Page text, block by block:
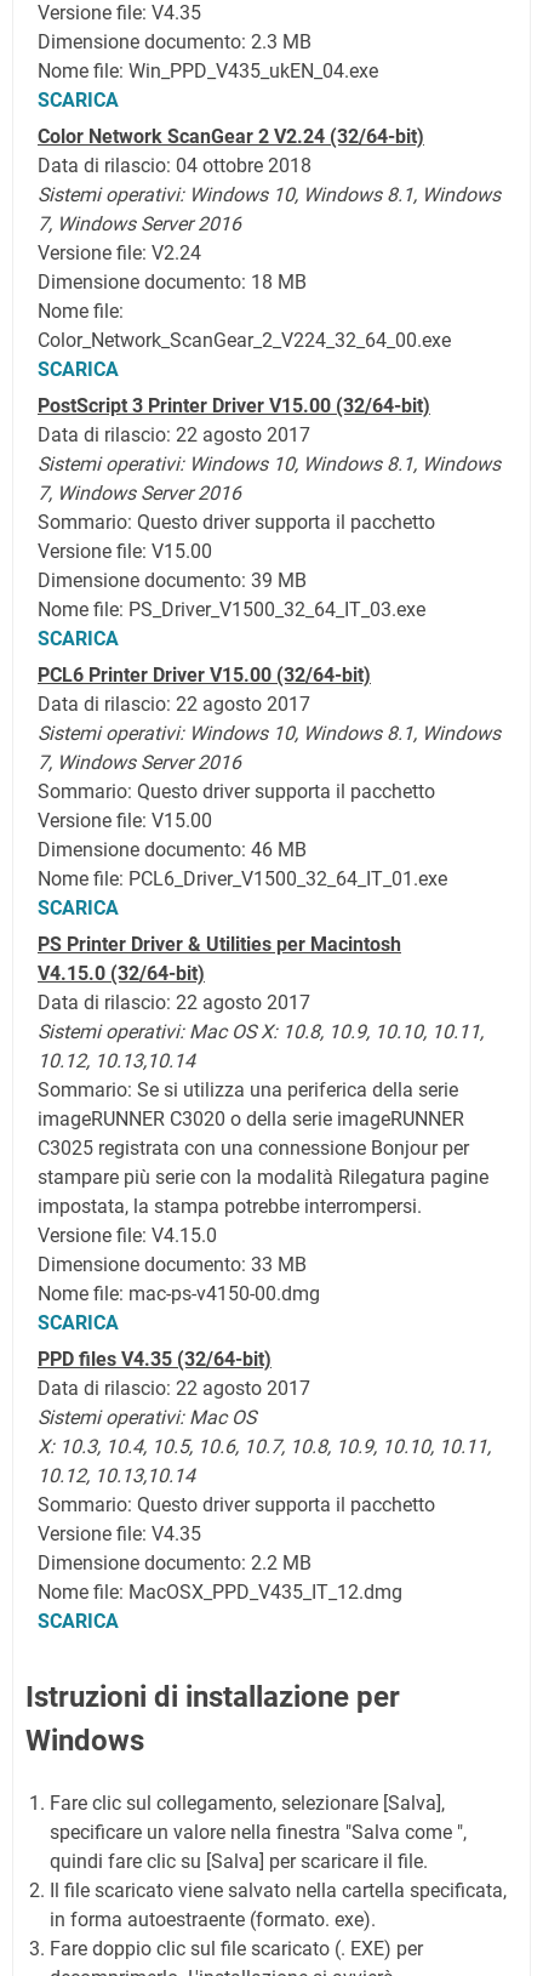
Versione file: V4.35
Dimensione documento: 2.3 MB
Nome file: Win_PPD_V435_ukEN_04.exe
SCARICA
Color Network ScanGear 2 V2.24 (32/64-bit)
Data di rilascio: 04 ottobre 2018
Sistemi operativi: Windows 10, Windows 8.1, Windows
7, Windows Server 2016
Versione file: V2.24
Dimensione documento: 18 MB
Nome file:
Color_Network_ScanGear_2_V224_32_64_00.exe
SCARICA
PostScript 3 Printer Driver V15.00 (32/64-bit)
Data di rilascio: 22 agosto 2017
Sistemi operativi: Windows 10, Windows 8.1, Windows
7, Windows Server 2016
Sommario: Questo driver supporta il pacchetto
Versione file: V15.00
Dimensione documento: 39 MB
Nome file: PS_Driver_V1500_32_64_IT_03.exe
SCARICA
PCL6 Printer Driver V15.00 (32/64-bit)
Data di rilascio: 22 agosto 2017
Sistemi operativi: Windows 10, Windows 8.1, Windows
7, Windows Server 2016
Sommario: Questo driver supporta il pacchetto
Versione file: V15.00
Dimensione documento: 46 MB
Nome file: PCL6_Driver_V1500_32_64_IT_01.exe
SCARICA
PS Printer Driver & Utilities per Macintosh
V4.15.0 (32/64-bit)
Data di rilascio: 22 agosto 2017
Sistemi operativi: Mac OS X: 10.8, 10.9, 10.10, 10.11,
10.12, 10.13,10.14
Sommario: Se si utilizza una periferica della serie
imageRUNNER C3020 o della serie imageRUNNER
C3025 registrata con una connessione Bonjour per
stampare più serie con la modalità Rilegatura pagine
impostata, la stampa potrebbe interrompersi.
Versione file: V4.15.0
Dimensione documento: 33 MB
Nome file: mac-ps-v4150-00.dmg
SCARICA
PPD files V4.35 (32/64-bit)
Data di rilascio: 22 agosto 2017
Sistemi operativi: Mac OS
X: 10.3, 10.4, 10.5, 10.6, 10.7, 10.8, 10.9, 10.10, 10.11,
10.12, 10.13,10.14
Sommario: Questo driver supporta il pacchetto
Versione file: V4.35
Dimensione documento: 2.2 MB
Nome file: MacOSX_PPD_V435_IT_12.dmg
SCARICA
Istruzioni di installazione per
Windows
Fare clic sul collegamento, selezionare [Salva],
specificare un valore nella finestra "Salva come ",
quindi fare clic su [Salva] per scaricare il file.
Il file scaricato viene salvato nella cartella specificata,
in forma autoestraente (formato. exe).
Fare doppio clic sul file scaricato (. EXE) per